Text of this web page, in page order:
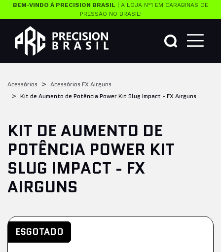
BEM-VINDO À PRECISION BRASIL | A LOJA N°1 EM CARABINAS DE
PRESSÃO NO BRASIL!
Acessórios
Acessórios FX Airguns
Kit de Aumento de Potência Power Kit Slug Impact - FX Airguns
KIT DE AUMENTO DE
POTÊNCIA POWER KIT
SLUG IMPACT - FX
AIRGUNS
ESGOTADO
ESGOTADO
ESGOTADO
ESGOTADO